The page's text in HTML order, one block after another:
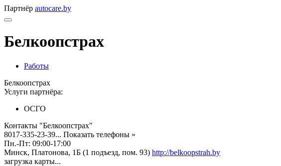
Партнёр autocare.by
Белкоопстрах
Работы
Белкоопстрах
Услуги партнёра:
ОСГО
Контакты "Белкоопстрах"
8017-335-23-39... Показать телефоны »
Пн.-Пт: 09:00-17:00
Минск, Платонова, 1Б (1 подъезд, пом. 93) http://belkoopstrah.by
загрузка карты...